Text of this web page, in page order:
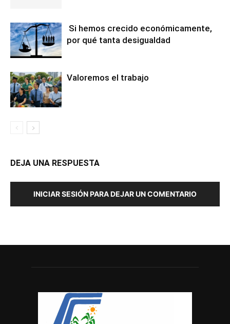
Si hemos crecido económicamente,
por qué tanta desigualdad
Valoremos el trabajo
DEJA UNA RESPUESTA
INICIAR SESIÓN PARA DEJAR UN COMENTARIO